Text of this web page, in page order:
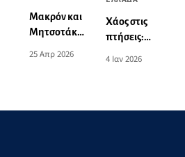
Μακρόν και
Μητσοτάκης
μηνύματα σε
και εχθρούς:
25 Απρ 2026
Χάος στις
πτήσεις:
προβλήματος
4 Ιαν 2026